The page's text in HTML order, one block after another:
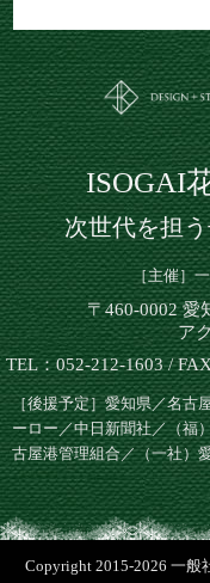
ISOGAI
次世代を担
［主催］
〒460-0002 愛
ア
TEL：052-212-1603 /
［後援予定］愛知県／名古
ーロー／中日新聞社／（福
古屋港管理組合／（一社）
Copyright 2015-2026 一般